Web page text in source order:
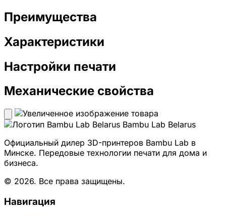
Преимущества
Характеристики
Настройки печати
Механические свойства
Bambu Lab Belarus
Официальный дилер 3D-принтеров Bambu Lab в
Минске. Передовые технологии печати для дома и
бизнеса.
© 2026. Все права защищены.
Навигация